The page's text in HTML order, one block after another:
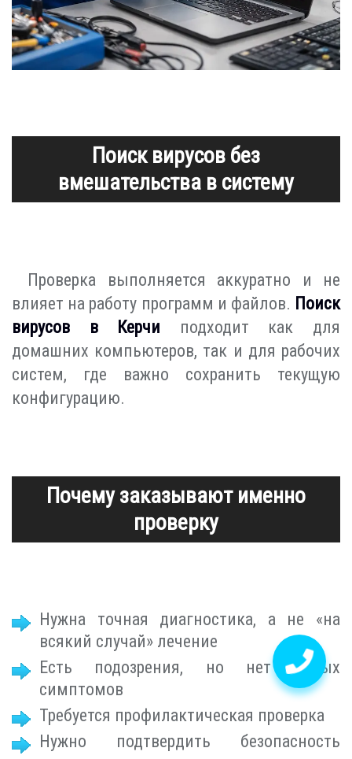
Поиск вирусов без
вмешательства в систему
Проверка выполняется аккуратно и не
влияет на работу программ и файлов. Поиск
вирусов в Керчи подходит как для
домашних компьютеров, так и для рабочих
систем, где важно сохранить текущую
конфигурацию.
Почему заказывают именно
проверку
Нужна точная диагностика, а не «на
всякий случай» лечение
Есть подозрения, но нет явных
симптомов
Требуется профилактическая проверка
Нужно подтвердить безопасность